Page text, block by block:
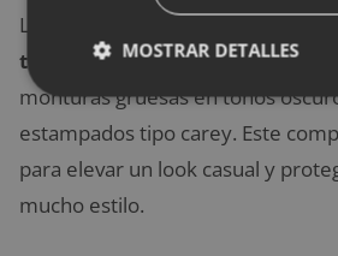
Las gafas de sol oversized
tendencias en accesoriosdel
monturas gruesas en tonos
estampados tipo carey. Este
para elevar un look casual y
mucho estilo.
MOSTRAR DETALLES